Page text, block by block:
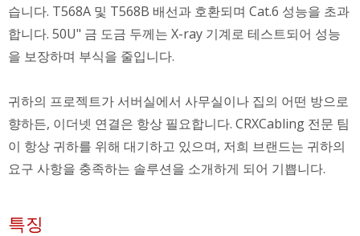
습니다. T568A 및 T568B 배선과 호환되며 Cat.6 성능을 초과
합니다. 50U" 금 도금 두께는 X-ray 기계로 테스트되어 성능
을 보장하며 부식을 줄입니다.
귀하의 프로젝트가 서버실에서 사무실이나 집의 어떤 방으로
향하든, 이더넷 연결은 항상 필요합니다. CRXCabling 전문 팀
이 항상 귀하를 위해 대기하고 있으며, 저희 브랜드는 귀하의
요구 사항을 충족하는 솔루션을 소개하게 되어 기쁩니다.
특징